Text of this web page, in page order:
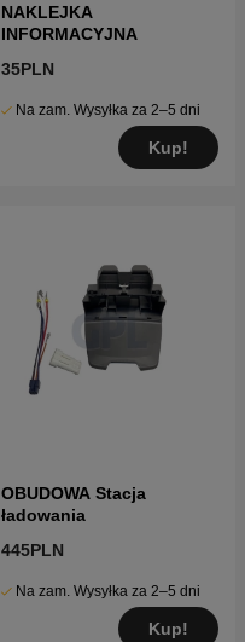
NAKLEJKA
INFORMACYJNA
35PLN
Na zam. Wysyłka za 2–5 dni
Kup!
OBUDOWA Stacja
ładowania
445PLN
Na zam. Wysyłka za 2–5 dni
Kup!